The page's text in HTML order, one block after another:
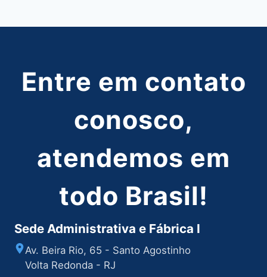
Entre em contato
conosco,
atendemos em
todo Brasil!
Sede Administrativa e Fábrica I
Av. Beira Rio, 65 - Santo Agostinho
Volta Redonda - RJ